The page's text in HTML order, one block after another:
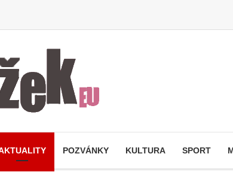
POZVÁNKY KULTURA SPORT